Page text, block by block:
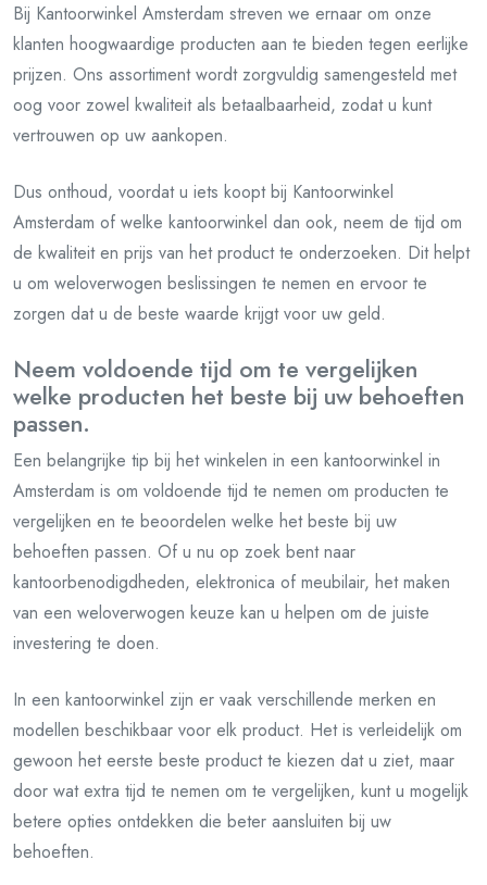
Bij Kantoorwinkel Amsterdam streven we ernaar om onze
klanten hoogwaardige producten aan te bieden tegen eerlijke
prijzen. Ons assortiment wordt zorgvuldig samengesteld met
oog voor zowel kwaliteit als betaalbaarheid, zodat u kunt
vertrouwen op uw aankopen.
Dus onthoud, voordat u iets koopt bij Kantoorwinkel
Amsterdam of welke kantoorwinkel dan ook, neem de tijd om
de kwaliteit en prijs van het product te onderzoeken. Dit helpt
u om weloverwogen beslissingen te nemen en ervoor te
zorgen dat u de beste waarde krijgt voor uw geld.
Neem voldoende tijd om te vergelijken
welke producten het beste bij uw behoeften
passen.
Een belangrijke tip bij het winkelen in een kantoorwinkel in
Amsterdam is om voldoende tijd te nemen om producten te
vergelijken en te beoordelen welke het beste bij uw
behoeften passen. Of u nu op zoek bent naar
kantoorbenodigdheden, elektronica of meubilair, het maken
van een weloverwogen keuze kan u helpen om de juiste
investering te doen.
In een kantoorwinkel zijn er vaak verschillende merken en
modellen beschikbaar voor elk product. Het is verleidelijk om
gewoon het eerste beste product te kiezen dat u ziet, maar
door wat extra tijd te nemen om te vergelijken, kunt u mogelijk
betere opties ontdekken die beter aansluiten bij uw
behoeften.